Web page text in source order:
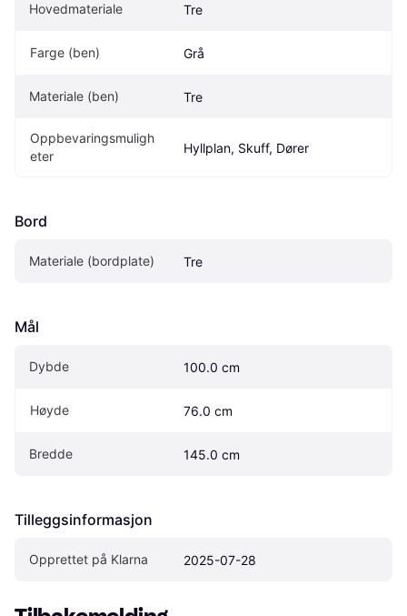
Hovedmateriale Tre
Farge (ben) Grå
Materiale (ben) Tre
Oppbevaringsmuligh
eter
Hyllplan, Skuff, Dører
Bord
Materiale (bordplate) Tre
Mål
Dybde 100.0 cm
Høyde 76.0 cm
Bredde 145.0 cm
Tilleggsinformasjon
Opprettet på Klarna 2025-07-28